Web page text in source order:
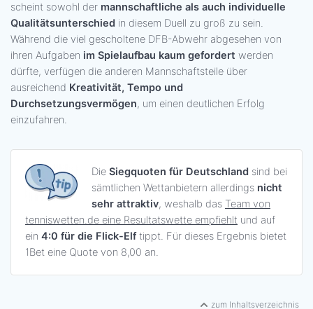
scheint sowohl der mannschaftliche als auch individuelle
Qualitätsunterschied in diesem Duell zu groß zu sein.
Während die viel gescholtene DFB-Abwehr abgesehen von
ihren Aufgaben im Spielaufbau kaum gefordert werden
dürfte, verfügen die anderen Mannschaftsteile über
ausreichend Kreativität, Tempo und
Durchsetzungsvermögen, um einen deutlichen Erfolg
einzufahren.
Die Siegquoten für Deutschland sind bei
sämtlichen Wettanbietern allerdings nicht
sehr attraktiv, weshalb das Team von
tenniswetten.de eine Resultatswette empfiehlt und auf
ein 4:0 für die Flick-Elftippt. Für dieses Ergebnis bietet
1Bet eine Quote von 8,00 an.
zum Inhaltsverzeichnis